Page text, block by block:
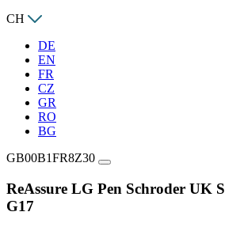
CH
DE
EN
FR
CZ
GR
RO
BG
GB00B1FR8Z30
ReAssure LG Pen Schroder UK
G17